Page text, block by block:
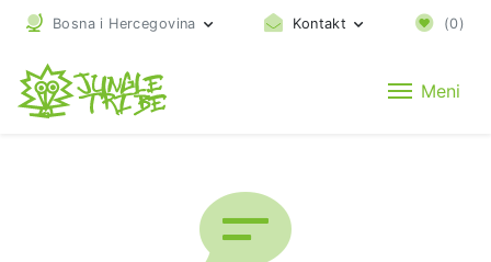
Bosna i Hercegovina Kontakt (0)
Meni